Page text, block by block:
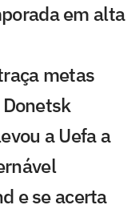
em alta
metas
a Uefa a
e se acerta